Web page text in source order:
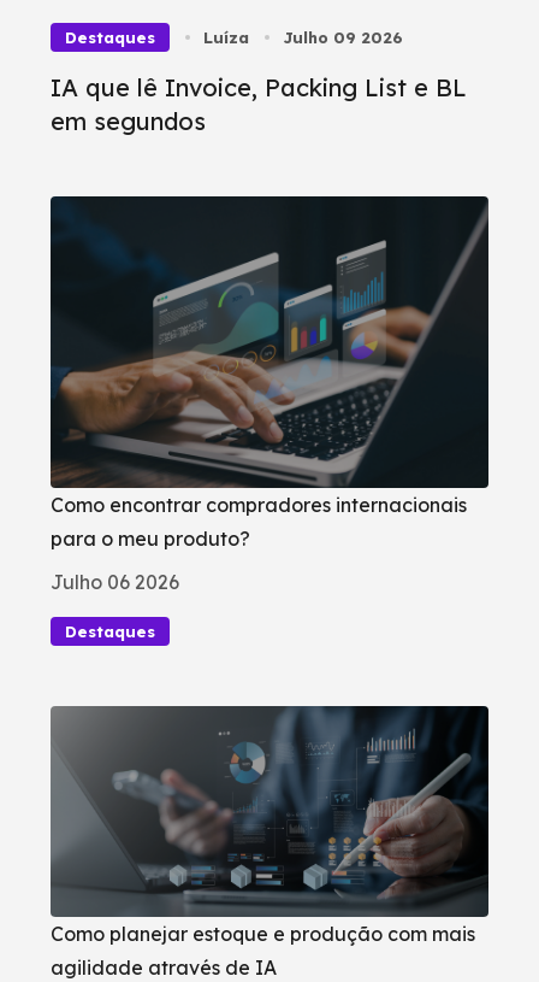
Destaques Luíza Julho 09 2026
IA que lê Invoice, Packing List e BL
em segundos
Como encontrar compradores internacionais
para o meu produto?
Julho 06 2026
Destaques
Como planejar estoque e produção com mais
agilidade através de IA